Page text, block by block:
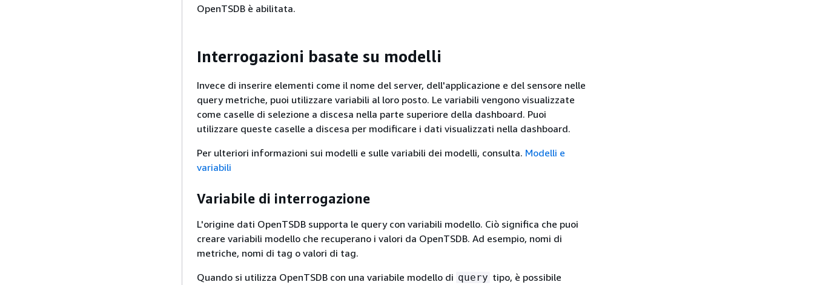
OpenTSDB è abilitata.
Interrogazioni basate su modelli
Invece di inserire elementi come il nome del server, dell'applicazione e del sensore nelle
query metriche, puoi utilizzare variabili al loro posto. Le variabili vengono visualizzate
come caselle di selezione a discesa nella parte superiore della dashboard. Puoi
utilizzare queste caselle a discesa per modificare i dati visualizzati nella dashboard.
Per ulteriori informazioni sui modelli e sulle variabili dei modelli, consulta. Modelli e
variabili
Variabile di interrogazione
L'origine dati OpenTSDB supporta le query con variabili modello. Ciò significa che puoi
creare variabili modello che recuperano i valori da OpenTSDB. Ad esempio, nomi di
metriche, nomi di tag o valori di tag.
Quando si utilizza OpenTSDB con una variabile modello di query tipo, è possibile